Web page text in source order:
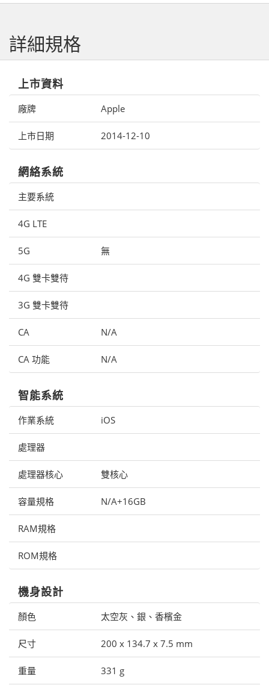
詳細規格
上市資料
廠牌 Apple
上市日期 2014-12-10
網絡系統
主要系統
4G LTE
5G 無
4G 雙卡雙待
3G 雙卡雙待
CA N/A
CA 功能 N/A
智能系統
作業系統 iOS
處理器
處理器核心 雙核心
容量規格 N/A+16GB
RAM規格
ROM規格
機身設計
顏色 太空灰、銀、香檳金
尺寸 200 x 134.7 x 7.5 mm
重量 331 g